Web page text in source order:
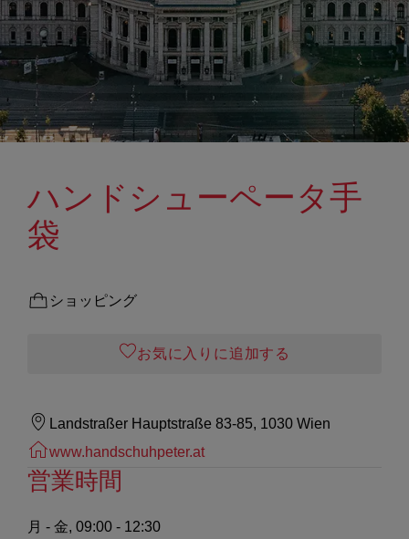
ハンドシューペータ手
袋
ショッピング
お気に入りに追加する
Landstraßer Hauptstraße 83-85, 1030 Wien
www.handschuhpeter.at
営業時間
月 - 金, 09:00 - 12:30